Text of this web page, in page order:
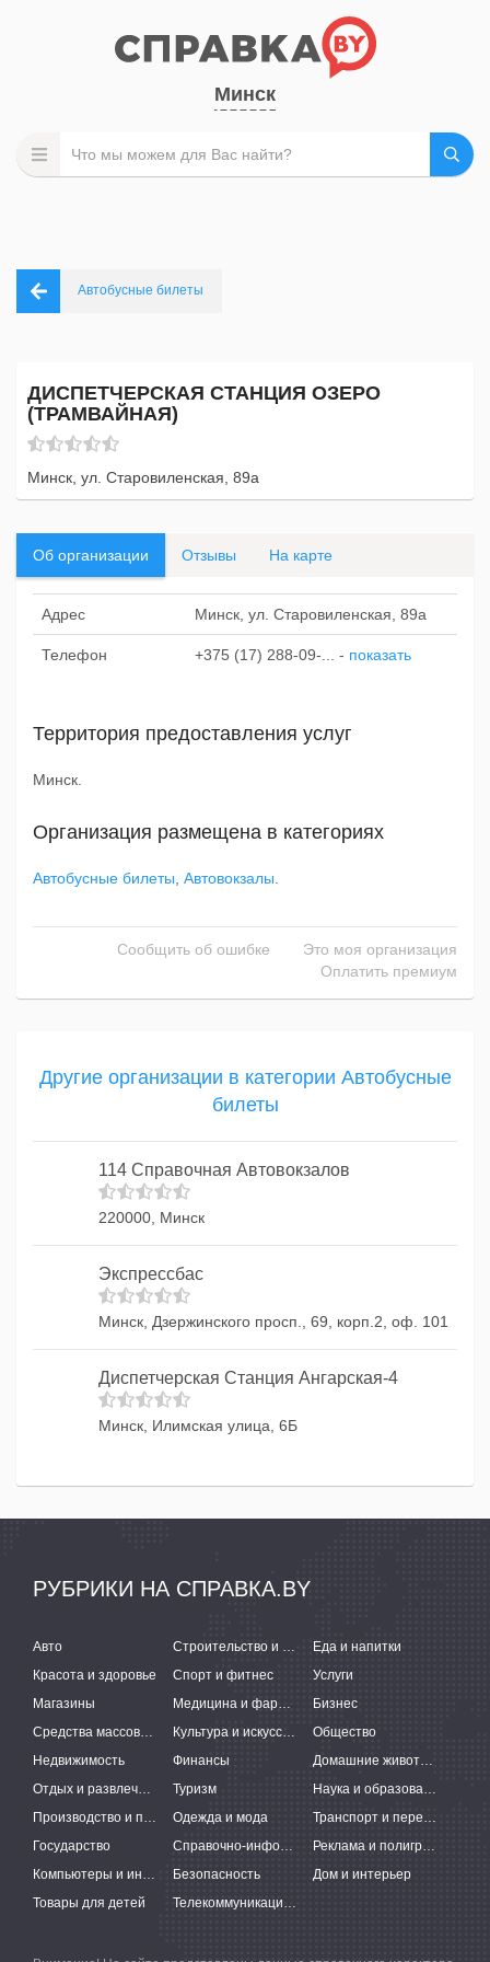
Минск
Автобусные билеты
ДИСПЕТЧЕРСКАЯ СТАНЦИЯ ОЗЕРО
(ТРАМВАЙНАЯ)
Минск, ул. Старовиленская, 89а
Об организации Отзывы На карте
Адрес Минск, ул. Старовиленская, 89а
Телефон +375 (17) 288-09-... - показать
Территория предоставления услуг
Минск.
Организация размещена в категориях
Автобусные билеты Автовокзалы
Сообщить об ошибке
Это моя организация
Оплатить премиум
Другие организации в категории Автобусные
билеты
114 Справочная Автовокзалов
220000, Минск
Экспрессбас
Минск, Дзержинского просп., 69, корп.2, оф. 101
Диспетчерская Станция Ангарская-4
Минск, Илимская улица, 6Б
РУБРИКИ НА СПРАВКА.BY
Авто Строительство и ремонт
Еда и напитки
Красота и здоровье
Спорт и фитнес
Услуги
Магазины
Медицина и фармацевтика
Бизнес
Средства массовой информации
Культура и искусство
Общество
Недвижимость
Финансы
Домашние животные
Отдых и развлечения
Туризм
Наука и образование
Производство и поставки
Одежда и мода
Транспорт и перевозки
Государство
Справочно-информационные системы
Реклама и полиграфия
Компьютеры и интернет
Безопасность
Дом и интерьер
Товары для детей
Телекоммуникации и связь